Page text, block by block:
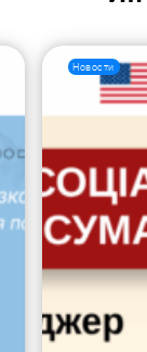
Новости